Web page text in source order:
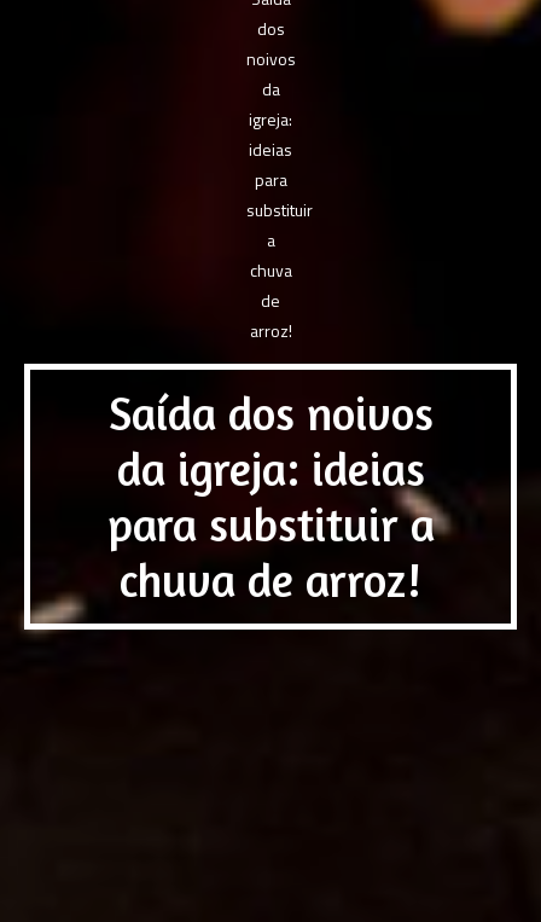
Saída dos noivos
da igreja: ideias
para substituir a
chuva de arroz!